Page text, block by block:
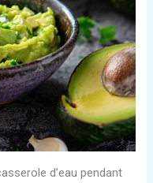
d’eau pendant